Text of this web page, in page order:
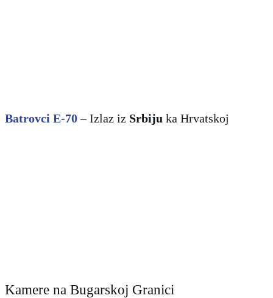
Batrovci E-70 – Izlaz iz Srbiju ka Hrvatskoj
Kamere na Bugarskoj Granici